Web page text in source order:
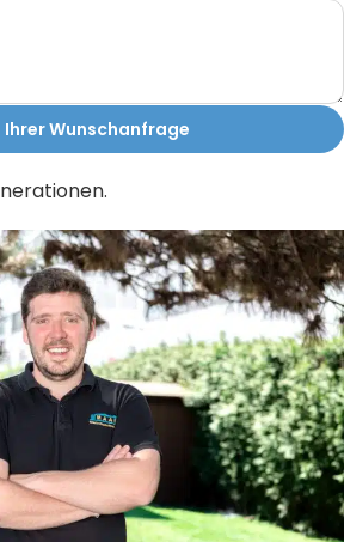
Ihrer Wunschanfrage